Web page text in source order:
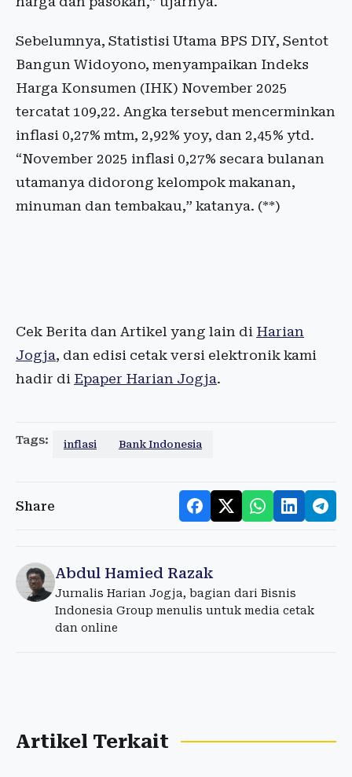
Sebelumnya, Statistisi Utama BPS DIY, Sentot
Bangun Widoyono, menyampaikan Indeks
Harga Konsumen (IHK) November 2025
tercatat 109,22. Angka tersebut mencerminkan
inflasi 0,27% mtm, 2,92% yoy, dan 2,45% ytd.
“November 2025 inflasi 0,27% secara bulanan
utamanya didorong kelompok makanan,
minuman dan tembakau,” katanya. (**)
Cek Berita dan Artikel yang lain di Harian
Jogja, dan edisi cetak versi elektronik kami
hadir di Epaper Harian Jogja.
Tags: inflasi Bank Indonesia
Share
Abdul Hamied Razak
Jurnalis Harian Jogja, bagian dari Bisnis
Indonesia Group menulis untuk media cetak
dan online
Artikel Terkait